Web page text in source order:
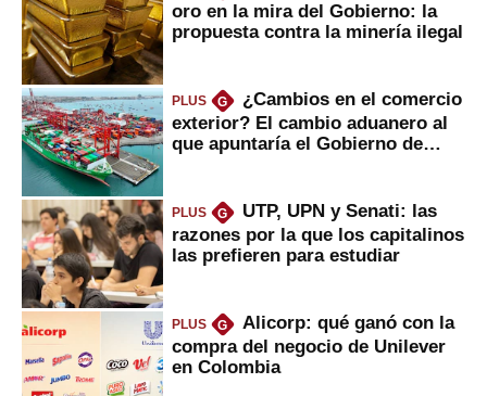
oro en la mira del Gobierno: la
propuesta contra la minería ilegal
PLUS G
¿Cambios en el comercio
exterior? El cambio aduanero al
que apuntaría el Gobierno de
PLUS G
UTP, UPN y Senati: las
razones por la que los capitalinos
las prefieren para estudiar
PLUS G
Alicorp: qué ganó con la
compra del negocio de Unilever
en Colombia